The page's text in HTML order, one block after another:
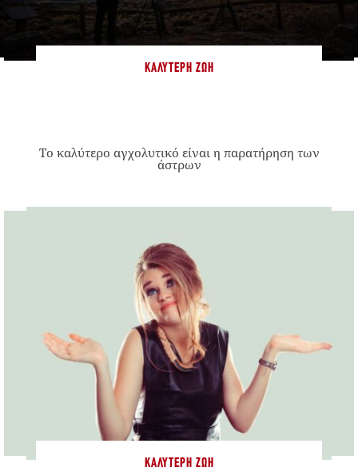
ΚΑΛΎΤΕΡΗ ΖΩΉ
Το καλύτερο αγχολυτικό είναι η παρατήρηση των
άστρων
ΚΑΛΎΤΕΡΗ ΖΩΉ